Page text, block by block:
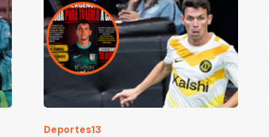
Deportes13